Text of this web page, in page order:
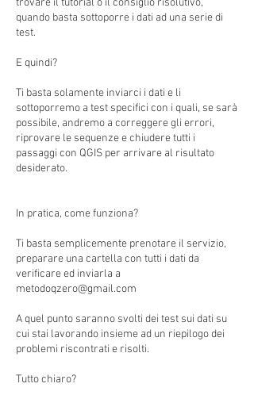
trovare il tutorial o il consiglio risolutivo,
quando basta sottoporre i dati ad una serie di
test.
E quindi?
Ti basta solamente inviarci i dati e li
sottoporremo a test specifici con i quali, se sarà
possibile, andremo a correggere gli errori,
riprovare le sequenze e chiudere tutti i
passaggi con QGIS per arrivare al risultato
desiderato.
In pratica, come funziona?
Ti basta semplicemente prenotare il servizio,
preparare una cartella con tutti i dati da
verificare ed inviarla a
metodoqzero@gmail.com
A quel punto saranno svolti dei test sui dati su
cui stai lavorando insieme ad un riepilogo dei
problemi riscontrati e risolti.
Tutto chiaro?